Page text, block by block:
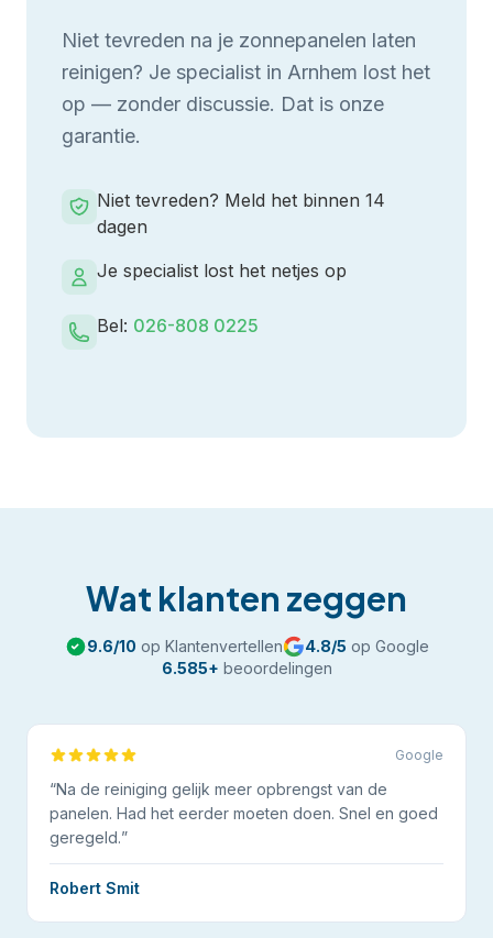
Niet tevreden na je zonnepanelen laten
reinigen? Je specialist in Arnhem lost het
op — zonder discussie. Dat is onze
garantie.
Niet tevreden? Meld het binnen 14
dagen
Je specialist lost het netjes op
Bel: 026-808 0225
Wat klanten zeggen
9.6/10 op Klantenvertellen 4.8/5 op Google
6.585+ beoordelingen
Google
“Na de reiniging gelijk meer opbrengst van de
panelen. Had het eerder moeten doen. Snel en goed
geregeld.”
Robert Smit